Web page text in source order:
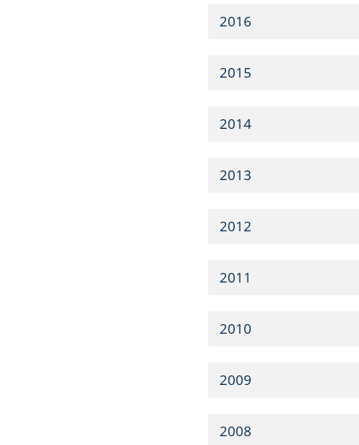
2016
2015
2014
2013
2012
2011
2010
2009
2008